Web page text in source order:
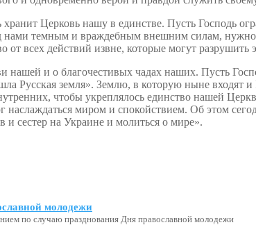
хранит Церковь нашу в единстве. Пусть Господь
нами темным и враждебным внешним силам,
всех действий извне, которые могут разрушить
и о благочестивых чадах наших. Пусть
Русская земля». Землю, в которую ныне входят
чтобы укреплялось единство нашей
наслаждаться миром и спокойствием. Об этом
сестер на Украине и молиться о мире».
молодежи
по случаю празднования Дня православной молодежи